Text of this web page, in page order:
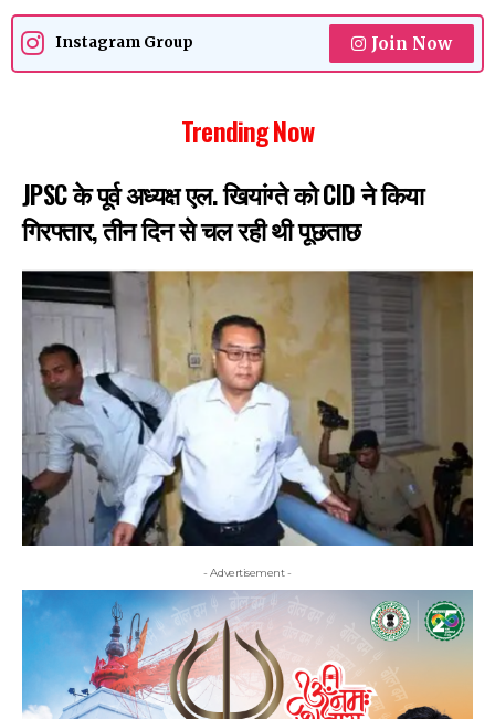
Instagram Group Join Now
Trending Now
JPSC के पूर्व अध्यक्ष एल. खियांग्ते को CID ने किया
गिरफ्तार, तीन दिन से चल रही थी पूछताछ
- Advertisement -